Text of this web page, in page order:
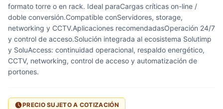
formato torre o en rack. Ideal paraCargas críticas on-line /
doble conversión.Compatible conServidores, storage,
networking y CCTV.Aplicaciones recomendadasOperación 24/7
y control de acceso.Solución integrada al ecosistema Solutimp
y SoluAccess: continuidad operacional, respaldo energético,
CCTV, networking, control de acceso y automatización de
portones.
PRECIO SUJETO A COTIZACIÓN